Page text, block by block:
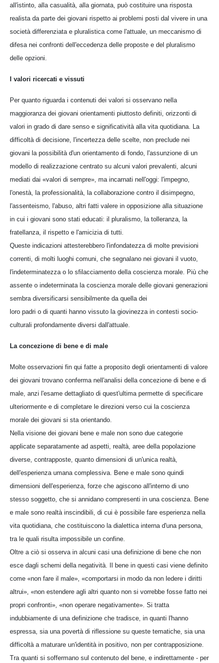
all'istinto, alla casualità, alla giornata, può costituire una risposta
realista da parte dei giovani rispetto ai problemi posti dal vivere in una
società differenziata e pluralistica come l'attuale, un meccanismo di
difesa nei confronti dell'eccedenza delle proposte e del pluralismo
delle opzioni.
I valori ricercati e vissuti
Per quanto riguarda i contenuti dei valori si osservano nella
maggioranza dei giovani orientamenti piuttosto definiti, orizzonti di
valori in grado di dare senso e significatività alla vita quotidiana. La
difficoltà di decisione, l'incertezza delle scelte, non preclude nei
giovani la possibilità d'un orientamento di fondo, l'assunzione di un
modello di realizzazione centrato su alcuni valori prevalenti, alcuni
mediati dai «valori di sempre», ma incarnati nell'oggi: l'impegno,
l'onestà, la professionalità, la collaborazione contro il disimpegno,
l'assenteismo, l'abuso, altri fatti valere in opposizione alla situazione
in cui i giovani sono stati educati: il pluralismo, la tolleranza, la
fratellanza, il rispetto e l'amicizia di tutti.
Queste indicazioni attesterebbero l'infondatezza di molte previsioni
correnti, di molti luoghi comuni, che segnalano nei giovani il vuoto,
l'indeterminatezza o lo sfilacciamento della coscienza morale. Più che
assente o indeterminata la coscienza morale delle giovani generazioni
sembra diversificarsi sensibilmente da quella dei
loro padri o di quanti hanno vissuto la giovinezza in contesti socio-
culturali profondamente diversi dall'attuale.
La concezione di bene e di male
Molte osservazioni fin qui fatte a proposito degli orientamenti di valore
dei giovani trovano conferma nell'analisi della concezione di bene e di
male, anzi l'esame dettagliato di quest'ultima permette di specificare
ulteriormente e di completare le direzioni verso cui la coscienza
morale dei giovani si sta orientando.
Nella visione dei giovani bene e male non sono due categorie
applicate separatamente ad aspetti, realtà, aree della popolazione
diverse, contrapposte, quanto dimensioni di un'unica realtà,
dell'esperienza umana complessiva. Bene e male sono quindi
dimensioni dell'esperienza, forze che agiscono all'interno di uno
stesso soggetto, che si annidano compresenti in una coscienza. Bene
e male sono realtà inscindibili, di cui è possibile fare esperienza nella
vita quotidiana, che costituiscono la dialettica interna d'una persona,
tra le quali risulta impossibile un confine.
Oltre a ciò si osserva in alcuni casi una definizione di bene che non
esce dagli schemi della negatività. Il bene in questi casi viene definito
come «non fare il male», «comportarsi in modo da non ledere i diritti
altrui», «non estendere agli altri quanto non si vorrebbe fosse fatto nei
propri confronti», «non operare negativamente». Si tratta
indubbiamente di una definizione che tradisce, in quanti l'hanno
espressa, sia una povertà di riflessione su queste tematiche, sia una
difficoltà a maturare un'identità in positivo, non per contrapposizione.
Tra quanti si soffermano sul contenuto del bene, e indirettamente - per